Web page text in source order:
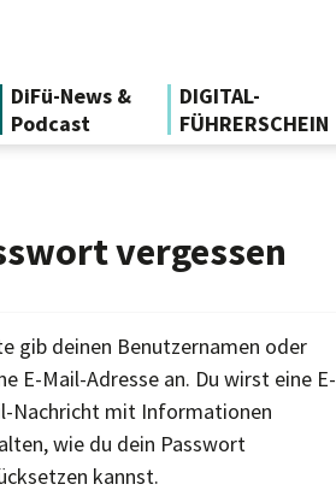
DiFü-News &
Podcast
DIGITAL-
FÜHRERSCHEIN
vergessen
gib deinen Benutzernamen oder
E-Mail-Adresse an. Du wirst eine E-
Nachricht mit Informationen
wie du dein Passwort
kannst.